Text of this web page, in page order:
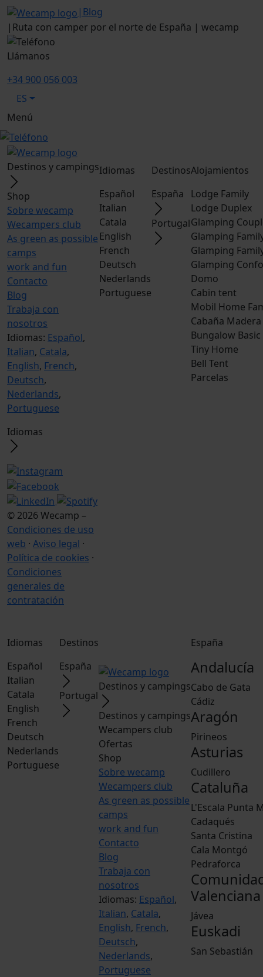
| Blog
| Ruta con camper por el norte de España | wecamp
Llámanos
+34 900 056 003
ES
Menú
Destinos y campings
Shop
Sobre wecamp
Wecampers club
As green as possible
camps
work and fun
Contacto
Blog
Trabaja con
nosotros
Idiomas: Español,
Italian, Catala,
English, French,
Deutsch,
Nederlands,
Portuguese
Idiomas
© 2026 Wecamp –
Condiciones de uso
web · Aviso legal ·
Política de cookies ·
Condiciones
generales de
contratación
Idiomas
Español
Italian
Catala
English
French
Deutsch
Nederlands
Portuguese
Destinos
España
Portugal
Alojamientos
Lodge Family
Lodge Duplex
Glamping
Glamping
Glamping
Glamping
Domo
Cabin tent
Mobil Home
Cabaña Madera
Bungalow Basic
Tiny Home
Bell Tent
Parcelas
Idiomas
Español
Italian
Catala
English
French
Deutsch
Nederlands
Portuguese
Destinos
España
Portugal
Destinos y campings
Destinos y campings
Wecampers club
Ofertas
Shop
Sobre wecamp
Wecampers club
As green as possible
camps
work and fun
Contacto
Blog
Trabaja con
nosotros
Idiomas: Español,
Italian, Catala,
English, French,
Deutsch,
Nederlands,
Portuguese
España
Andalucía
Cabo de Gata
Cádiz
Aragón
Pirineos
Asturias
Cudillero
Cataluña
L'Escala Punta
Cadaqués
Santa Cristina
Cala Montgó
Pedraforca
Valenciana
Jávea
Euskadi
San Sebastián